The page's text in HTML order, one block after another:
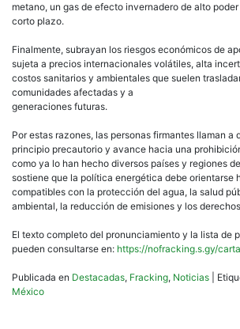
metano, un gas de efecto invernadero de alto
corto plazo.
Finalmente, subrayan los riesgos económicos de
sujeta a precios internacionales volátiles, alta
costos sanitarios y ambientales que suelen
comunidades afectadas y a
generaciones futuras.
Por estas razones, las personas firmantes llaman a
principio precautorio y avance hacia una
como ya lo han hecho diversos países y regiones
sostiene que la política energética debe orientarse
compatibles con la protección del agua, la salud
ambiental, la reducción de emisiones y los
El texto completo del pronunciamiento y la lista de
pueden consultarse en: https://nofracking.s.gy/
Publicada en Destacadas, Fracking, Noticias
México